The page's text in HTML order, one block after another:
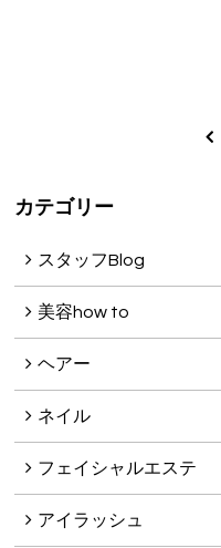
カテゴリー
スタッフBlog
美容how to
ヘアー
ネイル
フェイシャルエステ
アイラッシュ